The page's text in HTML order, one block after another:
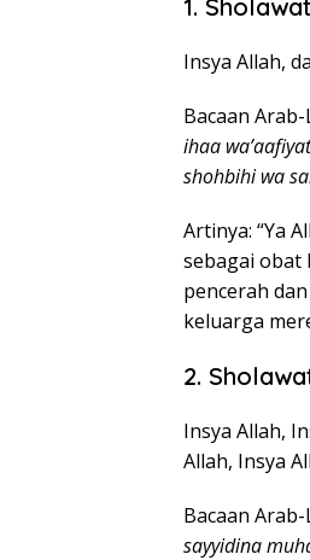
1.
Insya Allah,
Bacaan
ihaa
shohbihi wa
Artinya: “Ya
sebagai obat
pencerah
keluarga
2.
Insya Allah,
Bacaan
sayyidina